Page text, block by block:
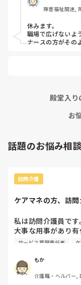
障害福祉関連,
休みます。
職場で広げないよ
ナースの方がその
殿堂入り
お
話題のお悩み相談
訪問介護
ケアマネの方、訪
私は訪問介護員です。
大事な用事があり有
代わりに訪問する
話などもしたりと
です、すみません）
の人になるけどい
サービス管理責任者
もか
介護職・ヘルパー,